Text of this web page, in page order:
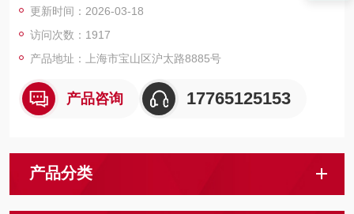
更新时间：2026-03-18
访问次数：1917
产品地址：上海市宝山区沪太路8885号
产品咨询 17765125153
产品分类